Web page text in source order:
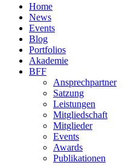
Home
News
Events
Blog
Portfolios
Akademie
BFF
Ansprechpartner
Satzung
Leistungen
Mitgliedschaft
Mitglieder
Events
Awards
Publikationen